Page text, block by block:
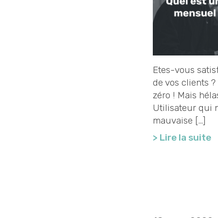
Etes-vous
de vos clients
zéro ! Mais
Utilisateur qui
mauvaise […]
> Lire la suite